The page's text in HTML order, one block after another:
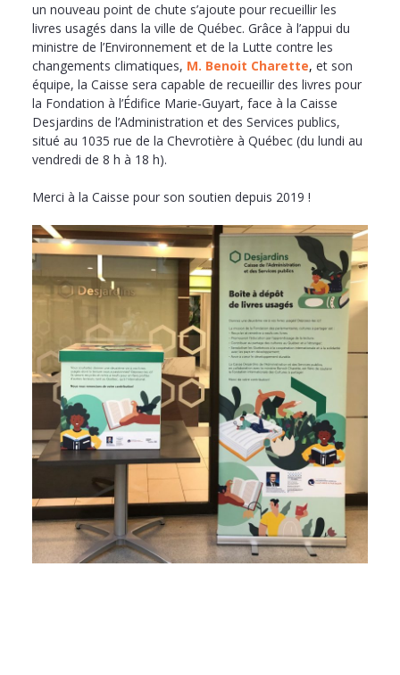
un nouveau point de chute s’ajoute pour recueillir les
livres usagés dans la ville de Québec. Grâce à l’appui du
ministre de l’Environnement et de la Lutte contre les
changements climatiques, M. Benoit Charette, et son
équipe, la Caisse sera capable de recueillir des livres pour
la Fondation à l’Édifice Marie-Guyart, face à la Caisse
Desjardins de l’Administration et des Services publics,
situé au 1035 rue de la Chevrotière à Québec (du lundi au
vendredi de 8 h à 18 h).
Merci à la Caisse pour son soutien depuis 2019 !